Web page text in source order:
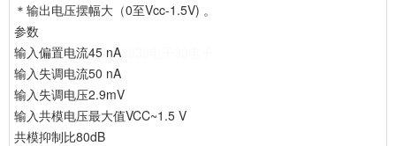
＊输出电压摆幅大（0至Vcc-1.5V) 。
参数
输入偏置电流45 nA
输入失调电流50 nA
输入失调电压2.9mV
输入共模电压最大值VCC~1.5 V
共模抑制比80dB